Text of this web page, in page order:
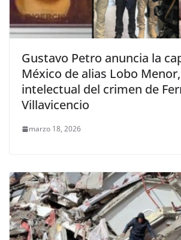
Gustavo Petro anuncia la
México de alias Lobo
intelectual del crimen de
Villavicencio
marzo 18, 2026